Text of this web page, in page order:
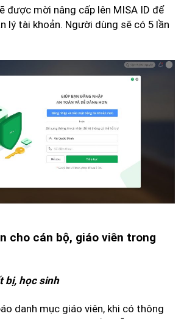
được mời nâng cấp lên MISA ID để
lý tài khoản. Người dùng sẽ có 5 lần
cho cán bộ, giáo viên trong
bị, học sinh
danh mục giáo viên, khi có thông